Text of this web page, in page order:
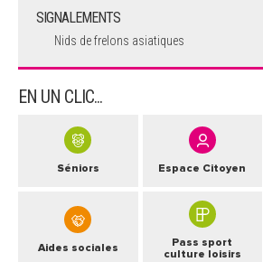
SIGNALEMENTS
Nids de frelons asiatiques
EN UN CLIC...
Séniors Espace Citoyen
Aides sociales
Pass sport
culture loisirs